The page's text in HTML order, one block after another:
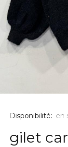
Disponibilité: en
gilet